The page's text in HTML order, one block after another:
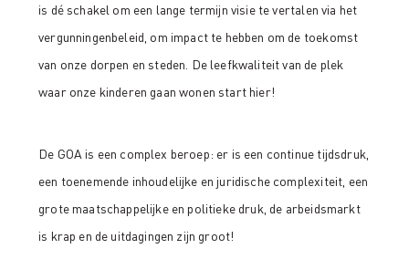
is dé schakel om een lange termijn visie te vertalen via het
vergunningenbeleid, om impact te hebben om de toekomst
van onze dorpen en steden. De leefkwaliteit van de plek
waar onze kinderen gaan wonen start hier!
De GOA is een complex beroep: er is een continue tijdsdruk,
een toenemende inhoudelijke en juridische complexiteit, een
grote maatschappelijke en politieke druk, de arbeidsmarkt
is krap en de uitdagingen zijn groot!